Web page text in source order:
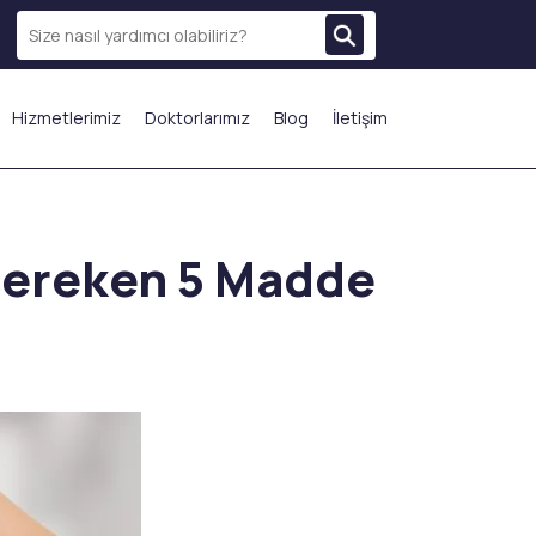
Hizmetlerimiz Doktorlarımız Blog İletişim
5 Madde